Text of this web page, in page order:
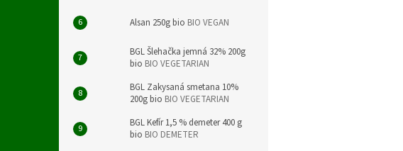
Alsan 250g bio BIO VEGAN
BGL Šlehačka jemná 32% 200g
bio BIO VEGETARIAN
BGL Zakysaná smetana 10%
200g bio BIO VEGETARIAN
BGL Kefír 1,5 % demeter 400 g
bio BIO DEMETER